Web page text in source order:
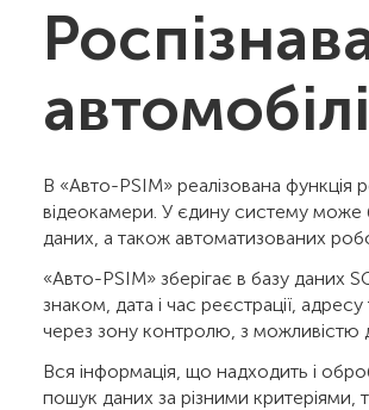
В «Авто-PSIM» реалізована функція
відеокамери. У єдину систему може
даних, а також автоматизованих
«Авто-PSIM» зберігає в базу даних
знаком, дата і час реєстрації,
через зону контролю, з можливістю
Вся інформація, що надходить і
пошук даних за різними критеріями,